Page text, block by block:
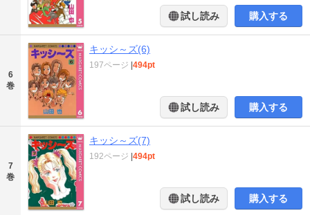
試し読み 購入する
6
巻
キッシ～ズ(6)
197ページ 494pt
試し読み 購入する
7
巻
キッシ～ズ(7)
192ページ 494pt
試し読み 購入する